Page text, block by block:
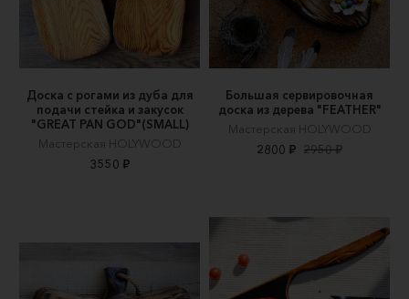
Доска с рогами из дуба для
подачи стейка и закусок
"GREAT PAN GOD"(SMALL)
Мастерская HOLYWOOD
3550 ₽
Большая сервировочная
доска из дерева "FEATHER"
Мастерская HOLYWOOD
2800 ₽ 2950 ₽